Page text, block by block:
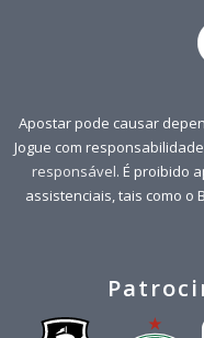
Apostar pode causar
Jogue com
responsável. É proibido
assistenciais, tais como o